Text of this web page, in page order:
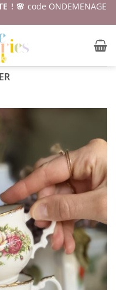
! 🌸 code ONDEMENAGE